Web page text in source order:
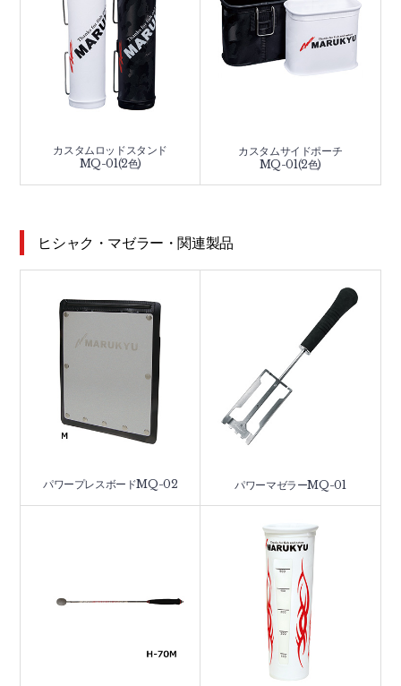
カスタムロッドスタンド
MQ-01(2色)
カスタムサイドポーチ
MQ-01(2色)
ヒシャク・マゼラー・関連製品
パワープレスボードMQ-02 パワーマゼラーMQ-01